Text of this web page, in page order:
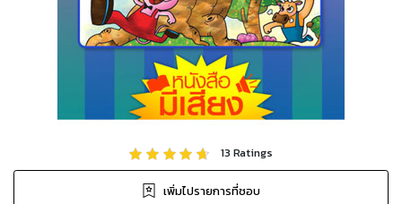
13 Ratings
เพิ่มไปรายการที่ชอบ